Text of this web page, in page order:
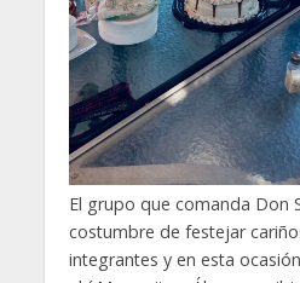
El grupo que comanda Don
costumbre de festejar
integrantes y en esta